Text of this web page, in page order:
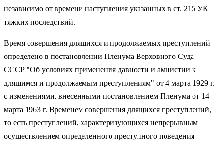
независимо от времени наступления указанных в ст. 215 УК
тяжких последствий.
Время совершения длящихся и продолжаемых преступлений
определено в постановлении Пленума Верховного Суда
СССР "Об условиях применения давности и амнистии к
длящимся и продолжаемым преступлениям" от 4 марта 1929 г.
с изменениями, внесенными постановлением Пленума от 14
марта 1963 г. Временем совершения длящихся преступлений,
то есть преступлений, характеризующихся непрерывным
осуществлением определенного преступного поведения